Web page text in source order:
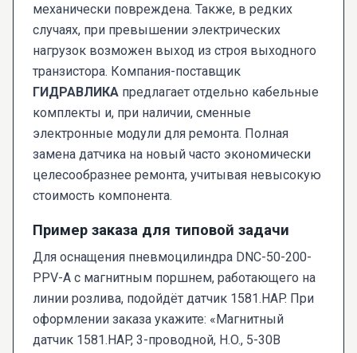
механически повреждена. Также, в редких
случаях, при превышении электрических
нагрузок возможен выход из строя выходного
транзистора. Компания-поставщик
ГИДРАВЛИКА предлагает отдельно кабельные
комплекты и, при наличии, сменные
электронные модули для ремонта. Полная
замена датчика на новый часто экономически
целесообразнее ремонта, учитывая невысокую
стоимость компонента.
Пример заказа для типовой задачи
Для оснащения пневмоцилиндра DNC-50-200-
PPV-A с магнитным поршнем, работающего на
линии розлива, подойдёт датчик 1581.HAP. При
оформлении заказа укажите: «Магнитный
датчик 1581.HAP, 3-проводной, Н.O., 5-30В